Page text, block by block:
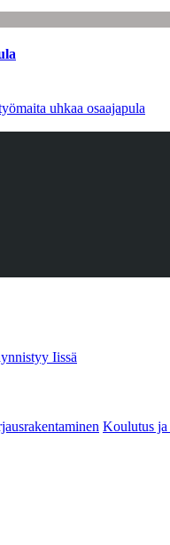
uhkaa osaajapula
Iissä
Koulutus